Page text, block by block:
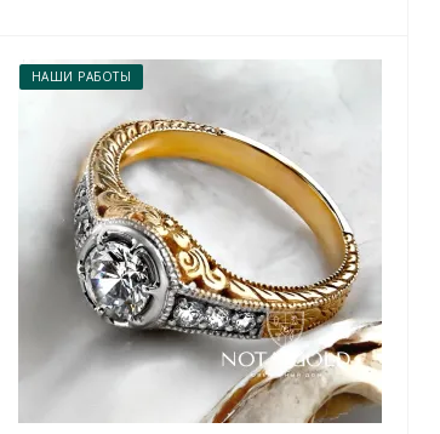
НАШИ РАБОТЫ